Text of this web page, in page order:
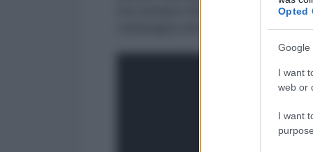
Opted
Google
I want
web or
I want
Da ottobre 2015, il governo
campagna meridionale,